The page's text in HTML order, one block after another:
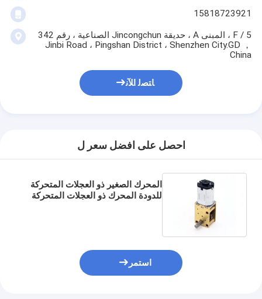
15818723921
5 / F ، المبنى A ، حديقة Jincongchun الصناعية ، رقم 342
Jinbi Road ، Pingshan District ، Shenzhen City.GD ，
China
ﺎﺘﺼﻟ ﺍﻶﻧ
احصل على افضل سعر ل
المحرك الصغير ذو العجلات المتحركة
للدودة المحرك ذو العجلات المتحركة
استمر